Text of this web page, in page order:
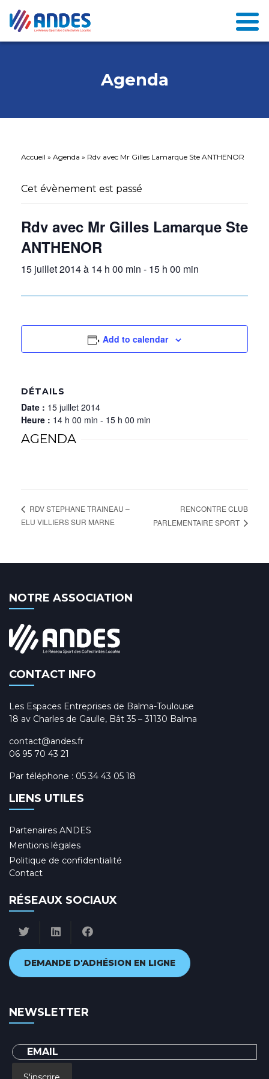
Agenda
Accueil » Agenda » Rdv avec Mr Gilles Lamarque Ste ANTHENOR
Cet évènement est passé
Rdv avec Mr Gilles Lamarque Ste
ANTHENOR
15 juillet 2014 à 14 h 00 min - 15 h 00 min
Add to calendar
DÉTAILS
Date : 15 juillet 2014
Heure : 14 h 00 min - 15 h 00 min
AGENDA
RDV STEPHANE TRAINEAU –
ELU VILLIERS SUR MARNE
RENCONTRE CLUB
PARLEMENTAIRE SPORT
NOTRE ASSOCIATION
CONTACT INFO
Les Espaces Entreprises de Balma-Toulouse
18 av Charles de Gaulle, Bât 35 – 31130 Balma
contact@andes.fr
06 95 70 43 21
Par téléphone : 05 34 43 05 18
LIENS UTILES
Partenaires ANDES
Mentions légales
Politique de confidentialité
Contact
RÉSEAUX SOCIAUX
DEMANDE D'ADHÉSION EN LIGNE
NEWSLETTER